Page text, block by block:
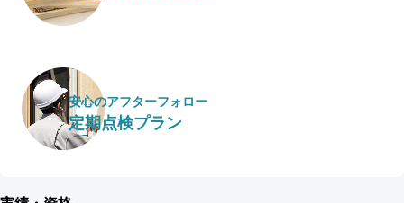
安心のアフターフォロー
定期点検プラン